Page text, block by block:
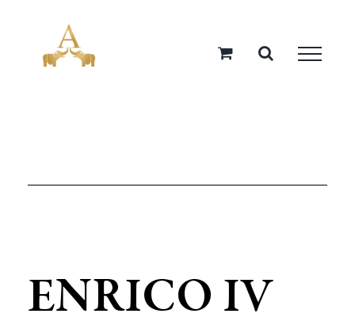
contenuto
ENRICO IV